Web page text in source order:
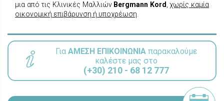
μια από τις Κλινικές Μαλλιών Bergmann Kord ,χωρίς καμία
οικονομική επιβάρυνση ή υποχρέωση
ΓιαΑΜΕΣΗ ΕΠΙΚΟΙΝΩΝΙΑ παρακαλούμε
καλέστε μας στο
(+30) 210 - 68 12 777